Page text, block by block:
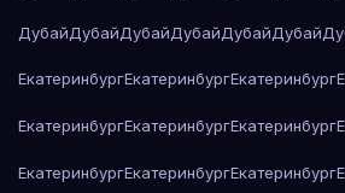
ДубайДубайДубайДубайДубайДубай
ЕкатеринбургЕкатеринбургЕкатеринбург
ЕкатеринбургЕкатеринбургЕкатеринбург
ЕкатеринбургЕкатеринбургЕкатеринбург